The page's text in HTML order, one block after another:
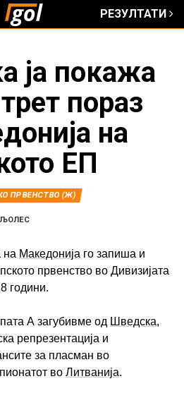
РЕЗУЛТАТИ
ја покажа
пораз
на
ЕП
ПРВЕНСТВО (Ж)
на Македонија го запиша и
првенство во Дивизијата
години.
А загубивме од Шведска,
репрезентација и
за пласман во
во Литванија.